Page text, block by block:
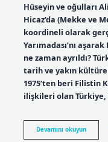
Hüseyin ve oğulları
Hicaz’da (Mekke ve
koordineli olarak
Yarımadası’nı
ne zaman ayrıldı?
tarih ve yakın
1975’ten beri Filistin
ilişkileri olan Türkiye,
Devamını okuyunTurkiye
Filistini